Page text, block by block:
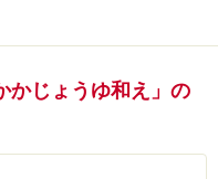
かじょうゆ和え」の